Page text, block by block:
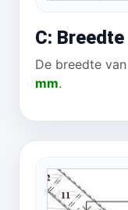
C: Breedte
De breedte
mm.